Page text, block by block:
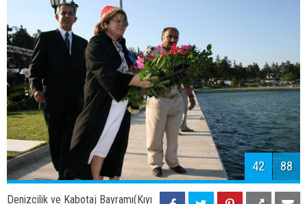
Denizcilik ve Kabotaj Bayramı(Kıyı
Emniyeti Törenleri ve İTÜ
Denizcilik Fakültesi mezuniyet töreni)